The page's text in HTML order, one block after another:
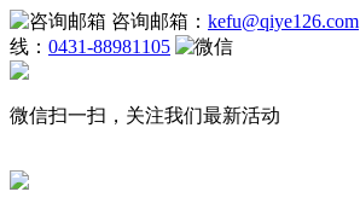
咨询邮箱： kefu@qiye126.com
线： 0431-88981105
微信扫一扫，关注我们最新活动